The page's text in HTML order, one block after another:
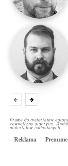
Prawa do materiałów
zewnętrzny algorytm.
materiałów nadesłanych.
Reklama